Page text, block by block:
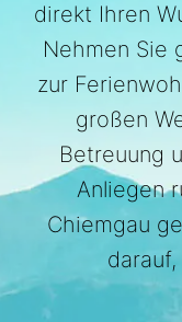
direkt Ihren
Nehmen Sie
zur
großen
Betreuung
Anliegen
Chiemgau